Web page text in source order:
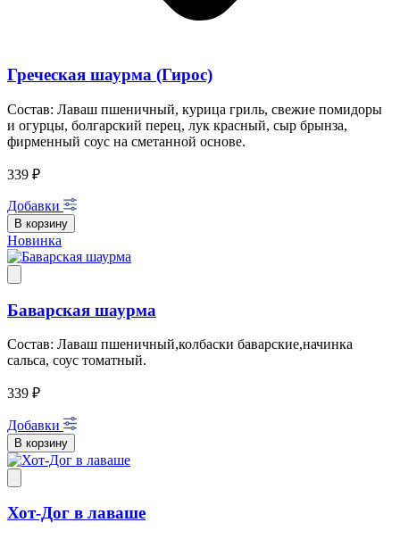
Греческая шаурма (Гирос)
Состав: Лаваш пшеничный, курица гриль, свежие помидоры
и огурцы, болгарский перец, лук красный, сыр брынза,
фирменный соус на сметанной основе.
339 ₽
Добавки
В корзину
Новинка
Баварская шаурма
Состав: Лаваш пшеничный,колбаски баварские,начинка
сальса, соус томатный.
339 ₽
Добавки
В корзину
Хот-Дог в лаваше